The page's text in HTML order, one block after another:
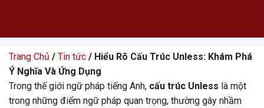
Trang Chủ / Tin tức / Hiểu Rõ Cấu Trúc Unless: Khám Phá
Ý Nghĩa Và Ứng Dụng
Trong thế giới ngữ pháp tiếng Anh, cấu trúc Unless là một
trong những điểm ngữ pháp quan trọng, thường gây nhầm